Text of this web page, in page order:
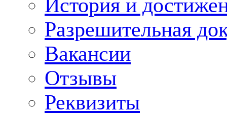
История и
Разрешительная
Вакансии
Отзывы
Реквизиты